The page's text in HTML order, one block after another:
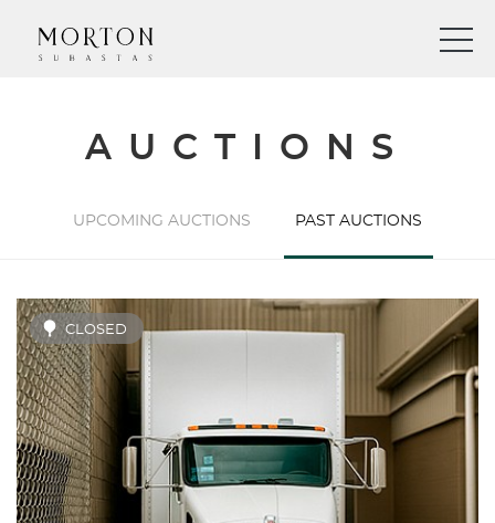
AUCTIONS
UPCOMING AUCTIONS PAST AUCTIONS
CLOSED